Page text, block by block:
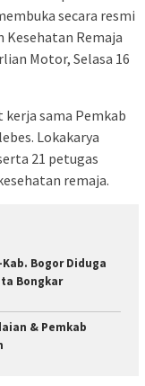
secara resmi
Kesehatan Remaja
Motor, Selasa 16
sama Pemkab
Lokakarya
21 petugas
remaja.
Bogor Diduga
Bongkar
& Pemkab